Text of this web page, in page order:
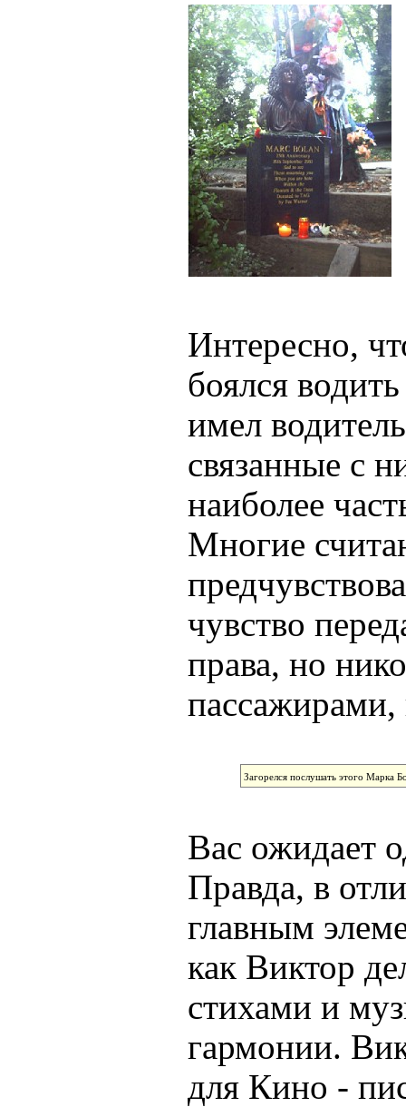
Интересно,
боялся
имел
связанные с
наиболее
Многие
чувство
права, но
пассажирами,
Загорелся послушать этого Марка
Вас ожидает
Правда, в
главным
как Виктор
стихами и
гармонии.
для Кино -